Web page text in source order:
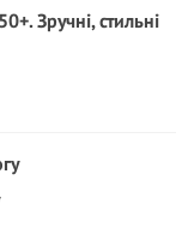
Зручні, стильні